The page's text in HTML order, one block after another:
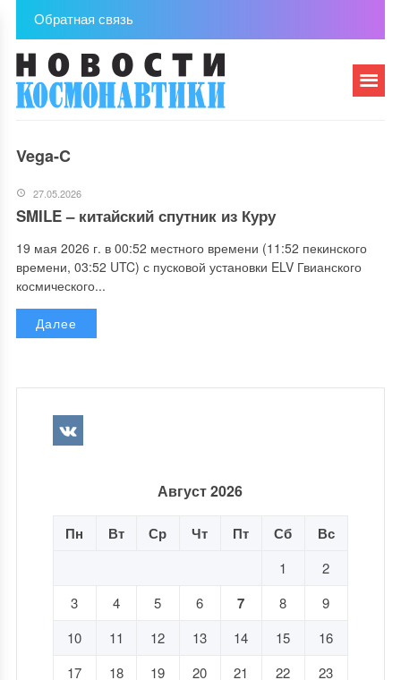
Обратная связь
Vega-C
27.05.2026
SMILE – китайский спутник из Куру
19 мая 2026 г. в 00:52 местного времени (11:52 пекинского
времени, 03:52 UTC) с пусковой установки ELV Гвианского
космического...
Далее
Август 2026
Пн Вт Ср Чт Пт Сб Вс
1
2
3
4 5 6 7 8
9
10
11 12 13 14 15
16
17
18 19 20 21 22
23